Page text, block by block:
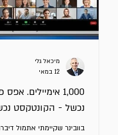
נכשל - הקונטקסט
בוובינר שקיימתי אתמול
מיכאל גלי
12 במאי